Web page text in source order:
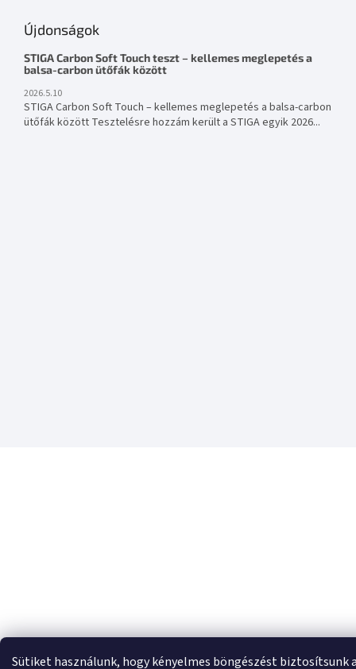
Sütiket használunk, hogy kényelmes böngészést biztosítsunk
Újdonságok
STIGA Carbon Soft Touch teszt – kellemes meglepetés a
balsa-carbon ütőfák között
2026.5.10
STIGA Carbon Soft Touch – kellemes meglepetés a balsa-carbon
ütőfák között Tesztelésre hozzám került a STIGA egyik 2026...